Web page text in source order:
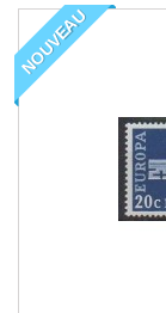
NOUVEAU